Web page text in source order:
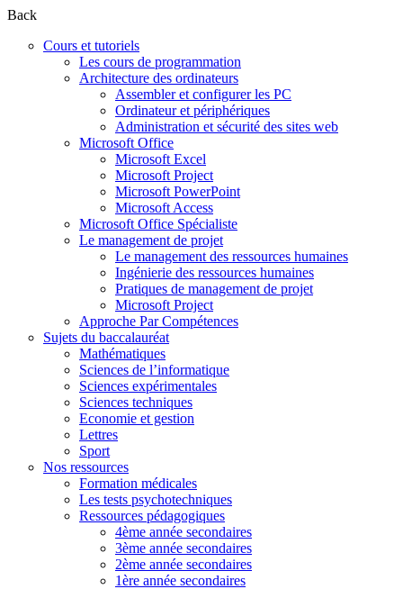
Back
Cours et tutoriels
Les cours de programmation
Architecture des ordinateurs
Assembler et configurer les PC
Ordinateur et périphériques
Administration et sécurité des sites web
Microsoft Office
Microsoft Excel
Microsoft Project
Microsoft PowerPoint
Microsoft Access
Microsoft Office Spécialiste
Le management de projet
Le management des ressources humaines
Ingénierie des ressources humaines
Pratiques de management de projet
Microsoft Project
Approche Par Compétences
Sujets du baccalauréat
Mathématiques
Sciences de l’informatique
Sciences expérimentales
Sciences techniques
Economie et gestion
Lettres
Sport
Nos ressources
Formation médicales
Les tests psychotechniques
Ressources pédagogiques
4ème année secondaires
3ème année secondaires
2ème année secondaires
1ère année secondaires